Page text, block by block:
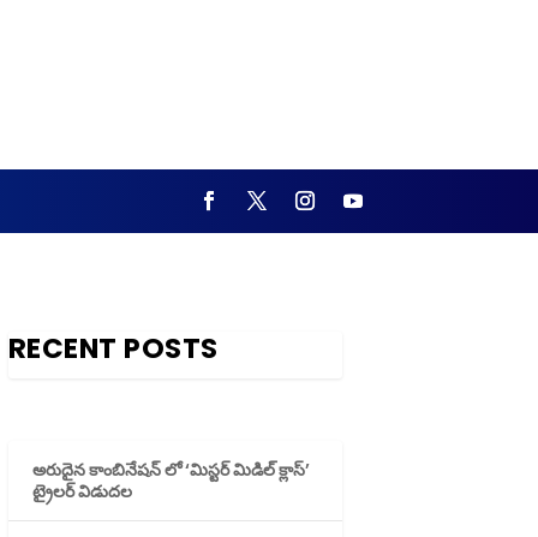
RECENT POSTS
అరుదైన కాంబినేషన్ లో ‘మిస్టర్ మిడిల్ క్లాస్’
ట్రైలర్ విడుదల